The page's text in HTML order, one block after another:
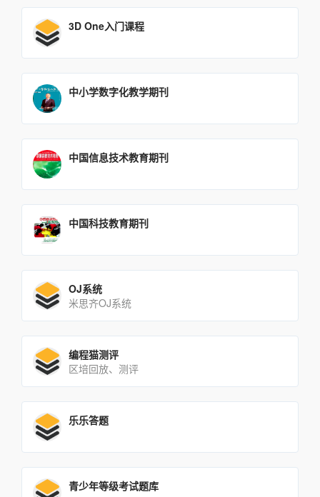
3D One入门课程
中小学数字化教学期刊
中国信息技术教育期刊
中国科技教育期刊
OJ系统
米思齐OJ系统
编程猫测评
区培回放、测评
乐乐答题
青少年等级考试题库